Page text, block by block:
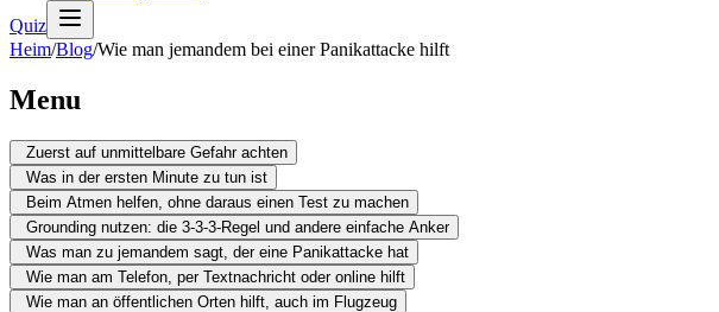
Quiz
Heim/Blog/Wie man jemandem bei einer Panikattacke hilft
Menu
Zuerst auf unmittelbare Gefahr achten
Was in der ersten Minute zu tun ist
Beim Atmen helfen, ohne daraus einen Test zu machen
Grounding nutzen: die 3-3-3-Regel und andere einfache Anker
Was man zu jemandem sagt, der eine Panikattacke hat
Wie man am Telefon, per Textnachricht oder online hilft
Wie man an öffentlichen Orten hilft, auch im Flugzeug